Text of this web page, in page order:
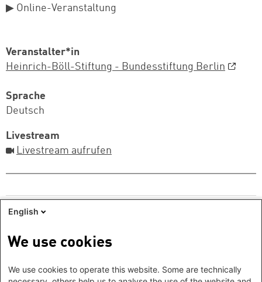
▶ Online-Veranstaltung
Veranstalter*in
Heinrich-Böll-Stiftung - Bundesstiftung Berlin
Sprache
Deutsch
Livestream
Livestream aufrufen
English
We use cookies
We use cookies to operate this website. Some are technically